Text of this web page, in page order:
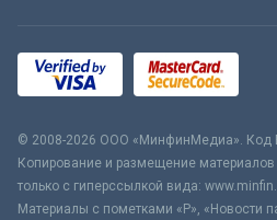
© 2008-2026 ООО «МинфинМедиа». Код
Копирование и размещение материалов
только с гиперссылкой вида:
Материалы с пометками «Р», «Новости